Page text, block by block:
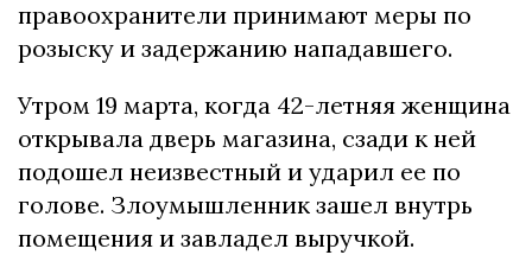
правоохранители принимают меры по
розыску и задержанию нападавшего.
Утром 19 марта, когда 42-летняя женщина
открывала дверь магазина, сзади к ней
подошел неизвестный и ударил ее по
голове. Злоумышленник зашел внутрь
помещения и завладел выручкой.